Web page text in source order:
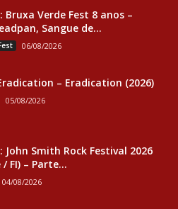
Bruxa Verde Fest 8 anos –
Sangue de...
06/08/2026
– Eradication (2026)
05/08/2026
John Smith Rock Festival 2026
FI) – Parte...
04/08/2026